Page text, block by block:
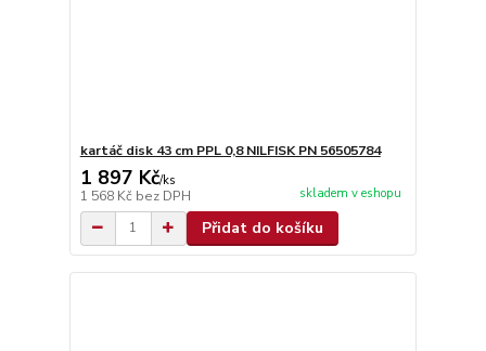
kartáč disk 43 cm PPL 0,8 NILFISK PN 56505784
1 897 Kč/ks
1 568 Kč bez DPH skladem v eshopu
Přidat do košíku